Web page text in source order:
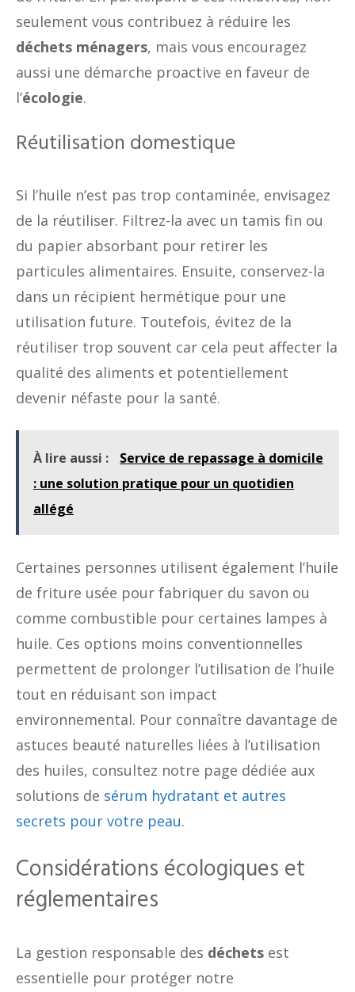
seulement vous contribuez à réduire les
déchets ménagers, mais vous encouragez
aussi une démarche proactive en faveur de
l’écologie.
Réutilisation domestique
Si l’huile n’est pas trop contaminée, envisagez
de la réutiliser. Filtrez-la avec un tamis fin ou
du papier absorbant pour retirer les
particules alimentaires. Ensuite, conservez-la
dans un récipient hermétique pour une
utilisation future. Toutefois, évitez de la
réutiliser trop souvent car cela peut affecter la
qualité des aliments et potentiellement
devenir néfaste pour la santé.
À lire aussi :
Service de repassage à domicile
: une solution pratique pour un quotidien
allégé
Certaines personnes utilisent également l’huile
de friture usée pour fabriquer du savon ou
comme combustible pour certaines lampes à
huile. Ces options moins conventionnelles
permettent de prolonger l’utilisation de l’huile
tout en réduisant son impact
environnemental. Pour connaître davantage de
astuces beauté naturelles liées à l’utilisation
des huiles, consultez notre page dédiée aux
solutions de sérum hydratant et autres
secrets pour votre peau.
Considérations écologiques et
réglementaires
La gestion responsable des déchets est
essentielle pour protéger notre